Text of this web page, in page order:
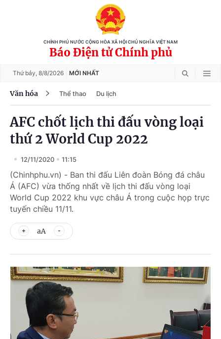
CHÍNH PHỦ NƯỚC CỘNG HÒA XÃ HỘI CHỦ NGHĨA VIỆT NAM
Báo Điện tử Chính phủ
Thứ bảy, 8/8/2026 MỚI NHẤT
Văn hóa Thể thao Du lịch
AFC chốt lịch thi đấu vòng loại
thứ 2 World Cup 2022
12/11/2020 11:15
(Chinhphu.vn) - Ban thi đấu Liên đoàn Bóng đá châu
Á (AFC) vừa thống nhất về lịch thi đấu vòng loại
World Cup 2022 khu vực châu Á trong cuộc họp trực
tuyến chiều 11/11.
aA